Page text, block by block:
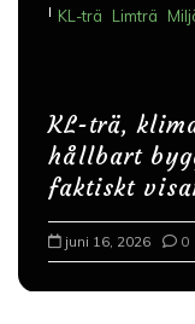
I KL-trä Limträ
KL-trä,
hållbart
faktiskt
juni 16, 2026 0